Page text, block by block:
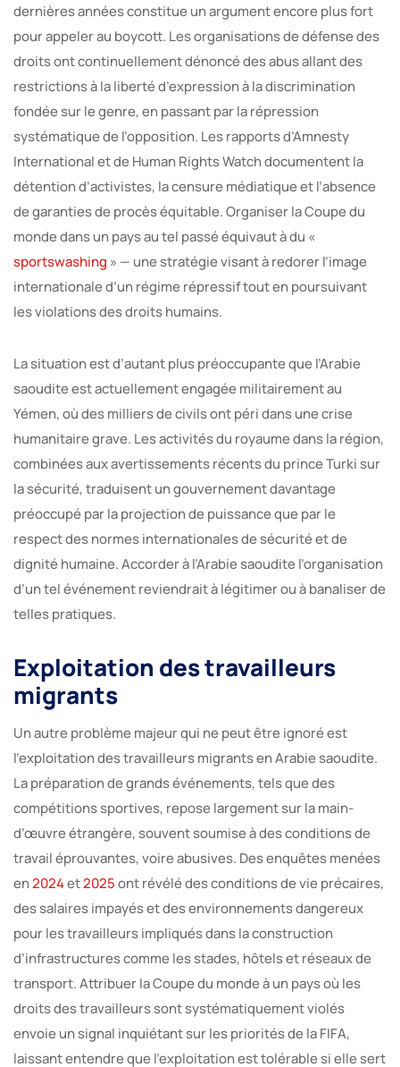
dernières années constitue un argument encore plus fort
pour appeler au boycott. Les organisations de défense des
droits ont continuellement dénoncé des abus allant des
restrictions à la liberté d’expression à la discrimination
fondée sur le genre, en passant par la répression
systématique de l’opposition. Les rapports d’Amnesty
International et de Human Rights Watch documentent la
détention d’activistes, la censure médiatique et l’absence
de garanties de procès équitable. Organiser la Coupe du
monde dans un pays au tel passé équivaut à du «
sportswashing » — une stratégie visant à redorer l’image
internationale d’un régime répressif tout en poursuivant
les violations des droits humains.
La situation est d’autant plus préoccupante que l’Arabie
saoudite est actuellement engagée militairement au
Yémen, où des milliers de civils ont péri dans une crise
humanitaire grave. Les activités du royaume dans la région,
combinées aux avertissements récents du prince Turki sur
la sécurité, traduisent un gouvernement davantage
préoccupé par la projection de puissance que par le
respect des normes internationales de sécurité et de
dignité humaine. Accorder à l’Arabie saoudite l’organisation
d’un tel événement reviendrait à légitimer ou à banaliser de
telles pratiques.
Exploitation des travailleurs
migrants
Un autre problème majeur qui ne peut être ignoré est
l’exploitation des travailleurs migrants en Arabie saoudite.
La préparation de grands événements, tels que des
compétitions sportives, repose largement sur la main-
d’œuvre étrangère, souvent soumise à des conditions de
travail éprouvantes, voire abusives. Des enquêtes menées
en2024et2025ont révélé des conditions de vie précaires,
des salaires impayés et des environnements dangereux
pour les travailleurs impliqués dans la construction
d’infrastructures comme les stades, hôtels et réseaux de
transport. Attribuer la Coupe du monde à un pays où les
droits des travailleurs sont systématiquement violés
envoie un signal inquiétant sur les priorités de la FIFA,
laissant entendre que l’exploitation est tolérable si elle sert